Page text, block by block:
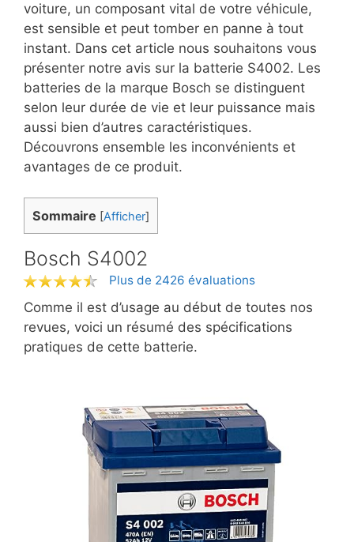
voiture, un composant vital de votre véhicule,
est sensible et peut tomber en panne à tout
instant. Dans cet article nous souhaitons vous
présenter notre avis sur la batterie S4002. Les
batteries de la marque Bosch se distinguent
selon leur durée de vie et leur puissance mais
aussi bien d’autres caractéristiques.
Découvrons ensemble les inconvénients et
avantages de ce produit.
Sommaire [Afficher]
Bosch S4002
Plus de 2426 évaluations
Comme il est d’usage au début de toutes nos
revues, voici un résumé des spécifications
pratiques de cette batterie.